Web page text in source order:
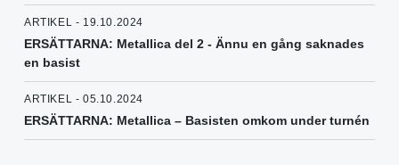
ARTIKEL - 19.10.2024
ERSÄTTARNA: Metallica del 2 - Ännu en gång saknades
en basist
ARTIKEL - 05.10.2024
ERSÄTTARNA: Metallica – Basisten omkom under turnén